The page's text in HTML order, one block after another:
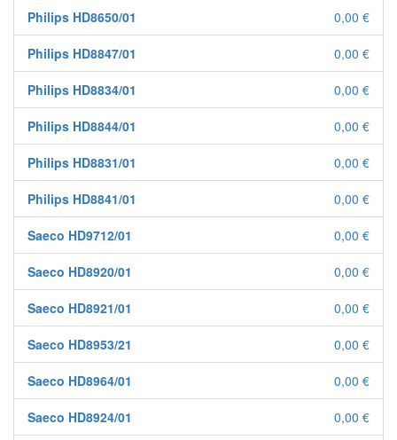
Philips HD8650/01 0,00 €
Philips HD8847/01 0,00 €
Philips HD8834/01 0,00 €
Philips HD8844/01 0,00 €
Philips HD8831/01 0,00 €
Philips HD8841/01 0,00 €
Saeco HD9712/01 0,00 €
Saeco HD8920/01 0,00 €
Saeco HD8921/01 0,00 €
Saeco HD8953/21 0,00 €
Saeco HD8964/01 0,00 €
Saeco HD8924/01 0,00 €